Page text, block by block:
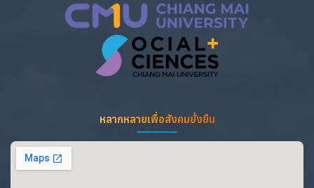
หลากหลายเพื่อสังคมยั่งยืน